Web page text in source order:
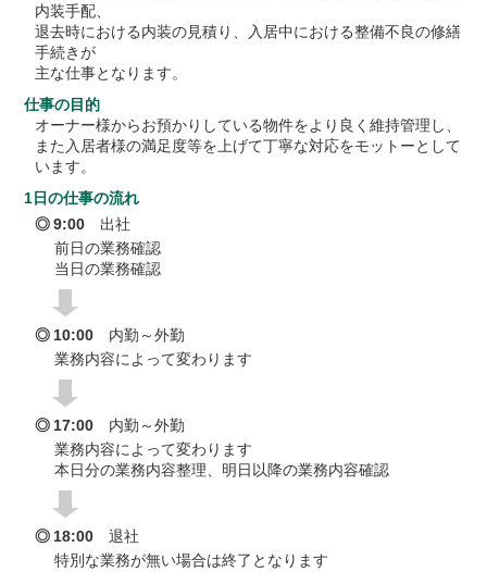
内装手配、
退去時における内装の見積り、入居中における整備不良の修繕
手続きが
主な仕事となります。
仕事の目的
オーナー様からお預かりしている物件をより良く維持管理し、
また入居者様の満足度等を上げて丁寧な対応をモットーとして
います。
1日の仕事の流れ
9:00 出社
前日の業務確認
当日の業務確認
10:00 内勤～外勤
業務内容によって変わります
17:00 内勤～外勤
業務内容によって変わります
本日分の業務内容整理、明日以降の業務内容確認
18:00 退社
特別な業務が無い場合は終了となります